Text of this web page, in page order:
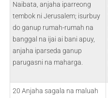
Naibata, anjaha iparreong
tembok ni Jerusalem; isurbuy
do ganup rumah-rumah na
banggal na ijai ai bani apuy,
anjaha iparseda ganup
parugasni na maharga.
20 Anjaha sagala na maluah